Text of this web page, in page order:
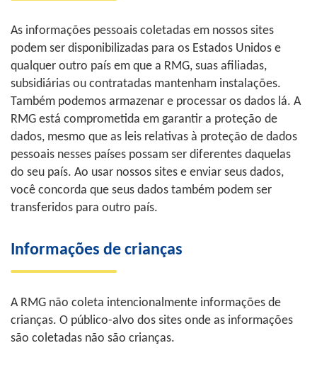
As informações pessoais coletadas em nossos sites
podem ser disponibilizadas para os Estados Unidos e
qualquer outro país em que a RMG, suas afiliadas,
subsidiárias ou contratadas mantenham instalações.
Também podemos armazenar e processar os dados lá. A
RMG está comprometida em garantir a proteção de
dados, mesmo que as leis relativas à proteção de dados
pessoais nesses países possam ser diferentes daquelas
do seu país. Ao usar nossos sites e enviar seus dados,
você concorda que seus dados também podem ser
transferidos para outro país.
Informações de crianças
A RMG não coleta intencionalmente informações de
crianças. O público-alvo dos sites onde as informações
são coletadas não são crianças.